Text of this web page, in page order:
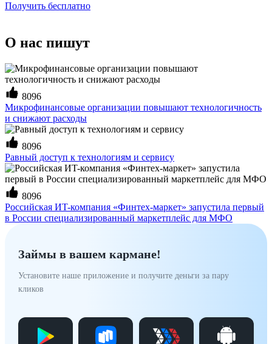
Получить бесплатно
О нас пишут
8096
Микрофинансовые организации повышают технологичность
и снижают расходы
8096
Равный доступ к технологиям и сервису
8096
Российская ИT-компания «Финтех-маркет» запустила первый
в России специализированный маркетплейс для МФО
Займы в вашем кармане!
Установите наше приложение и получите деньги за пару
кликов